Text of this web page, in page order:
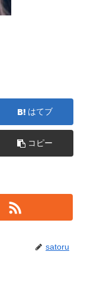
はてブ
コピー
satoru